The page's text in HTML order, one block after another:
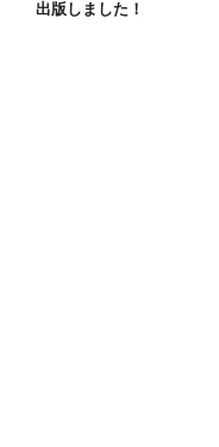
出版しました！